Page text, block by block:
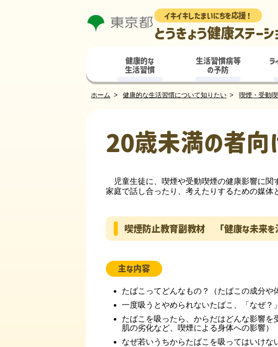
イキイキしたまいにちを応援！
とうきょう健康ステーシ
健康的な
生活習慣
生活習慣病等
の予防
ラ
ホーム 健康的な生活習慣について知りたい 喫煙・受動
20歳未満の者
児童生徒に、喫煙や受動喫煙の健康影響に関
家庭で話し合ったり、考えたりするための媒体
喫煙防止教育副教材 「健康な未来を決
主な内容
たばこってどんなもの？（たばこの成分や
一度吸うとやめられないたばこ、「なぜ？
たばこを吸ったら、からだはどんな影響を
肌の劣化など、喫煙による身体への影響）
なぜ若いうちからたばこを吸ってはいけな